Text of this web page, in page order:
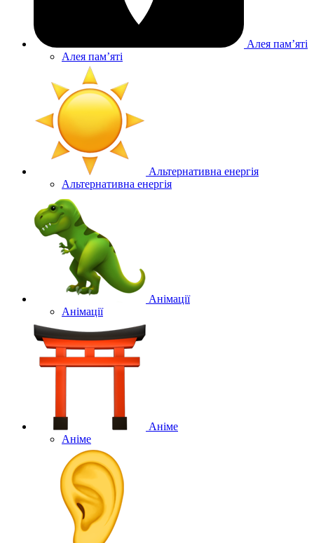
Алея памʼяті
Алея памʼяті
Альтернативна енергія
Альтернативна енергія
Анімації
Анімації
Аніме
Аніме